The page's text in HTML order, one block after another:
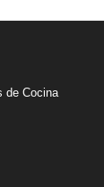
de Cocina